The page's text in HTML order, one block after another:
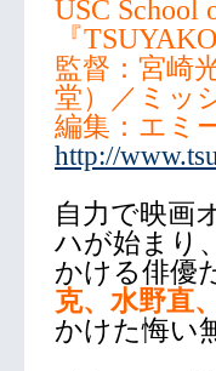
USC
『
監督：宮崎
堂）／ミ
編集：エミ
http://
自力で映画
ハが始まり
かける俳優
克、水野直
かけた悔い